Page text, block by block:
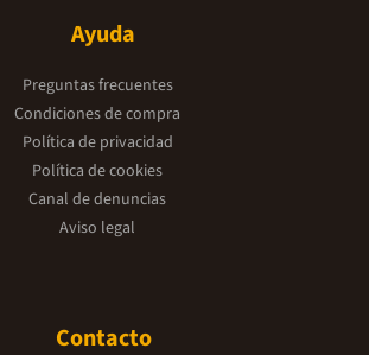
Ayuda
Preguntas frecuentes
Condiciones de compra
Política de privacidad
Política de cookies
Canal de denuncias
Aviso legal
Contacto